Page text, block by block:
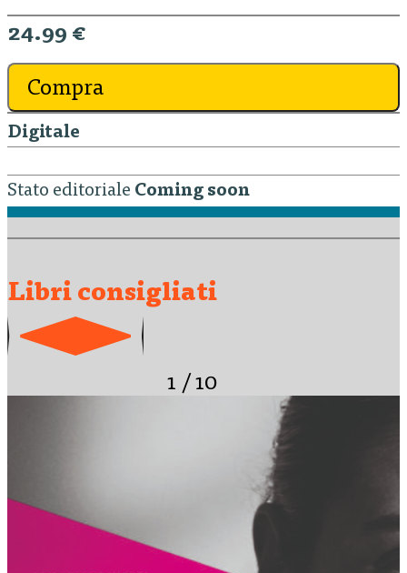
24.99 €
Compra
Digitale
Stato editoriale Coming soon
Libri consigliati
1 / 10